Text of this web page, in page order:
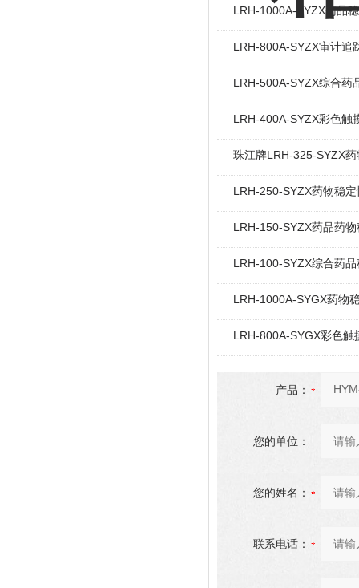
LRH-1000A-SYZX药品
LRH-800A-SYZX审计追
LRH-500A-SYZX综合药
LRH-400A-SYZX彩色触
珠江牌LRH-325-SYZX
LRH-250-SYZX药物稳
LRH-150-SYZX药品药
LRH-100-SYZX综合药
LRH-1000A-SYGX药物
LRH-800A-SYGX彩色
产品：
您的单位：
您的姓名：
联系电话：